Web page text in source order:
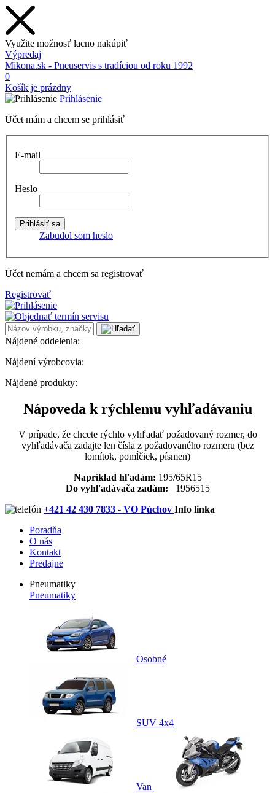
Využite možnosť lacno nakúpiť
Výpredaj
Mikona.sk - Pneuservis s tradíciou od roku 1992
0
Košík je prázdny
Prihlásenie
Účet mám a chcem se prihlásiť
E-mail
Heslo
Zabudol som heslo
Účet nemám a chcem sa registrovať
Registrovať
Nájdené oddelenia:
Nájdení výrobcovia:
Nájdené produkty:
Nápoveda k rýchlemu vyhľadávaniu
V prípade, že chcete rýchlo vyhľadať požadovaný rozmer, do
vyhľadávača zadajte len čísla z požadovaného rozmeru (bez
lomítok, pomĺčiek, písmen)
Napríklad hľadám: 195/65R15
Do vyhľadávača zadám: 1956515
+421 42 430 7833 - VO Púchov Info linka
Poradňa
O nás
Kontakt
Predajne
Pneumatiky
Pneumatiky
Osobné
SUV 4x4
Van